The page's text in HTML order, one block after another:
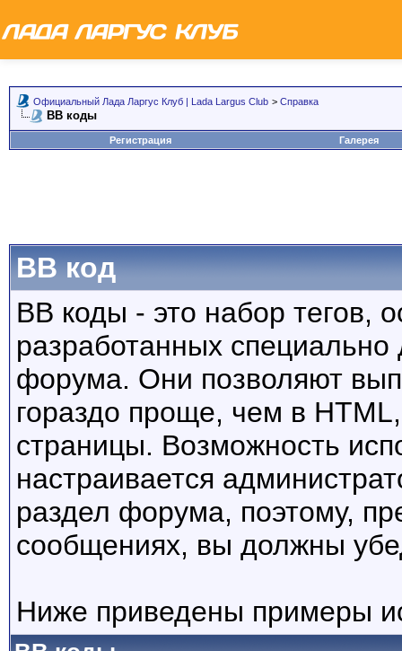
Официальный Лада Ларгус Клуб | Lada Largus Club > Справка
BB коды
Регистрация Галерея
BB код
BB коды - это набор тегов,
разработанных
форума. Они позволяют
гораздо проще, чем в
страницы. Возможность
настраивается
раздел форума, поэтому,
сообщениях, вы должны
Ниже приведены примеры